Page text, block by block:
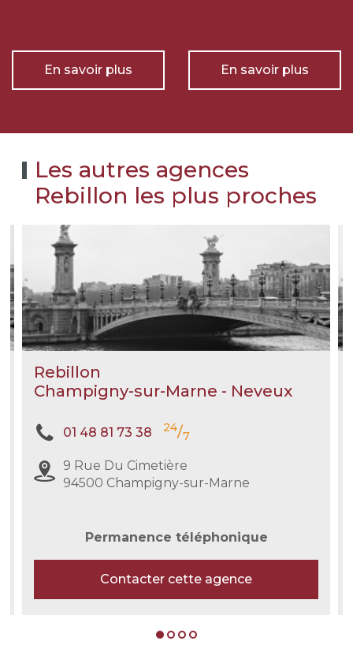
En savoir plus En savoir plus
Les autres agences
Rebillon les plus proches
Rebillon
Champigny-sur-Marne - Neveux
01 48 81 73 38 24/7
9 Rue Du Cimetière
94500 Champigny-sur-Marne
Permanence téléphonique
Contacter cette agence